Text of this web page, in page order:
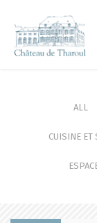
ALL
CUISINE ET